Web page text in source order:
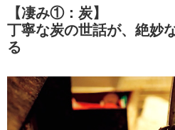
【凄み①：炭】
丁寧な炭の世話が、絶妙
る